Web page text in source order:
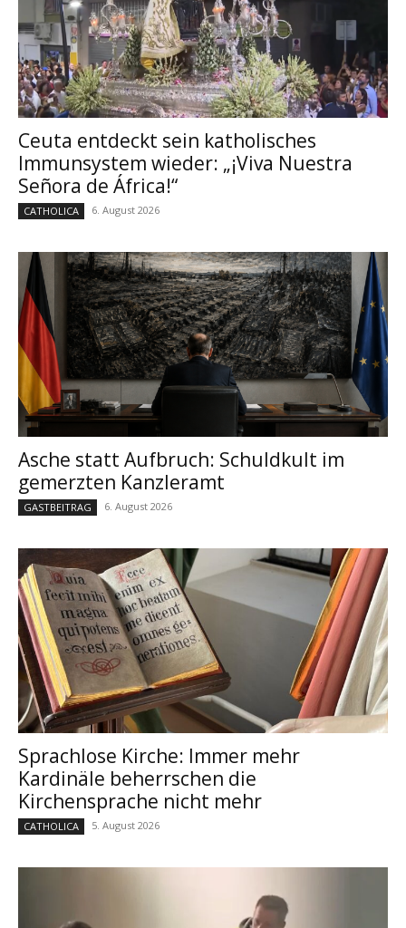
Ceuta entdeckt sein katholisches
Immunsystem wieder: „¡Viva Nuestra
Señora de África!“
CATHOLICA 6. August 2026
Asche statt Aufbruch: Schuldkult im
gemerzten Kanzleramt
GASTBEITRAG 6. August 2026
Sprachlose Kirche: Immer mehr
Kardinäle beherrschen die
Kirchensprache nicht mehr
CATHOLICA 5. August 2026